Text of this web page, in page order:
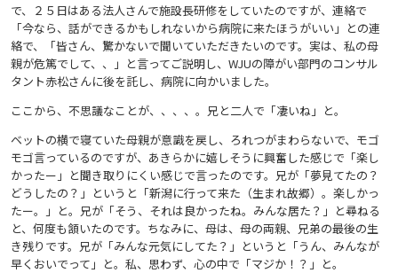
で、２５日はある法人さんで施設長研修をしていたのですが、連絡で
「今なら、話ができるかもしれないから病院に来たほうがいい」との連
絡で、「皆さん、驚かないで聞いていただきたいのです。実は、私の母
親が危篤でして、、」と言ってご説明し、WJUの障がい部門のコンサル
タント赤松さんに後を託し、病院に向かいました。
ここから、不思議なことが、、、、。兄と二人で「凄いね」と。
ベットの横で寝ていた母親が意識を戻し、ろれつがまわらないで、モゴ
モゴ言っているのですが、あきらかに嬉しそうに興奮した感じで「楽し
かったー」と聞き取りにくい感じで言ったのです。兄が「夢見てたの？
どうしたの？」というと「新潟に行って来た（生まれ故郷）。楽しかっ
たー。」と。兄が「そう、それは良かったね。みんな居た？」と尋ねる
と、何度も頷いたのです。ちなみに、母は、母の両親、兄弟の最後の生
き残りです。兄が「みんな元気にしてた？」というと「うん、みんなが
早くおいでって」と。私、思わず、心の中で「マジか！？」と。